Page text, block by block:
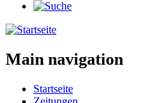
Main navigation
Startseite